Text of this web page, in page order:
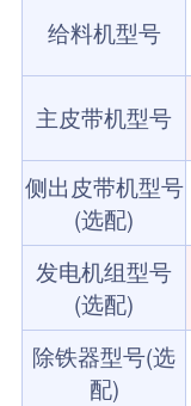
给料机型号
主皮带机型号
侧出皮带机型号
(选配)
发电机组型号
(选配)
除铁器型号(选
配)